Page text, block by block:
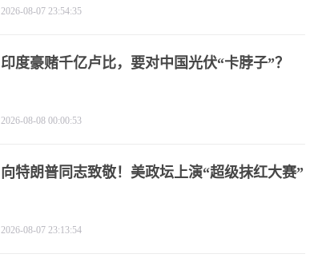
2026-08-07 23:54:35
印度豪赌千亿卢比，要对中国光伏“卡脖子”？
2026-08-08 00:00:53
向特朗普同志致敬！美政坛上演“超级抹红大赛”
2026-08-07 23:13:54